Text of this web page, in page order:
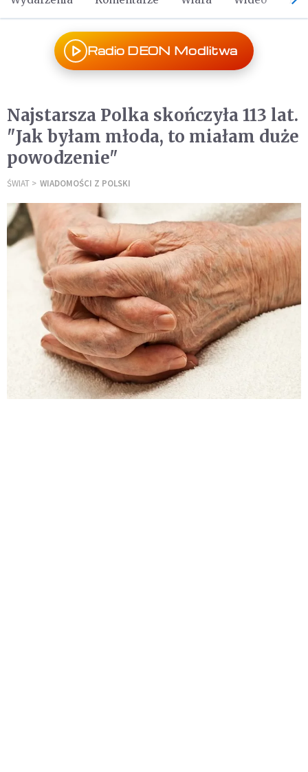
Radio DEON Modlitwa
Najstarsza Polka skończyła 113 lat.
"Jak byłam młoda, to miałam duże
powodzenie"
ŚWIAT WIADOMOŚCI Z POLSKI